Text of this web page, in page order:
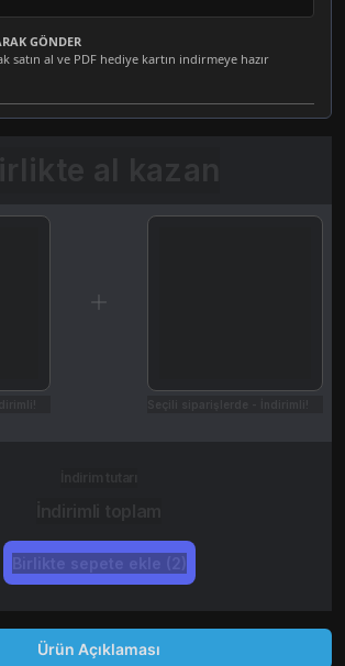
GÖNDER
satın al ve PDF hediye kartın indirmeye hazır
Ürün Açıklaması